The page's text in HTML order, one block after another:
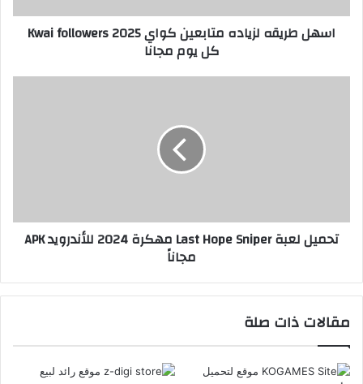
اسهل طريقه لزياده متابعين كواي 2025 Kwai followers
كل يوم مجانا
تحميل لعبة Last Hope Sniper مهكرة 2024 للأندرويد APK
مجاناً
مقالات ذات صلة